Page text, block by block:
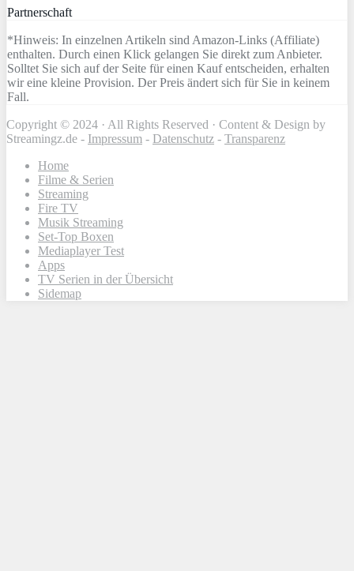
Partnerschaft
*Hinweis: In einzelnen Artikeln sind Amazon-Links (Affiliate)
enthalten. Durch einen Klick gelangen Sie direkt zum Anbieter.
Solltet Sie sich auf der Seite für einen Kauf entscheiden, erhalten
wir eine kleine Provision. Der Preis ändert sich für Sie in keinem
Fall.
Copyright © 2024 · All Rights Reserved · Content & Design by
Streamingz.de - Impressum - Datenschutz - Transparenz
Home
Filme & Serien
Streaming
Fire TV
Musik Streaming
Set-Top Boxen
Mediaplayer Test
Apps
TV Serien in der Übersicht
Sidemap